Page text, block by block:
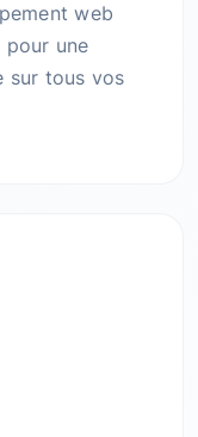
web
pour une
sur tous vos